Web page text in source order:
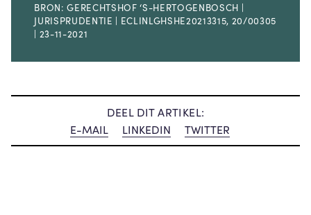
BRON: GERECHTSHOF ‘S-HERTOGENBOSCH |
JURISPRUDENTIE | ECLINLGHSHE20213315, 20/00305
| 23-11-2021
DEEL DIT ARTIKEL:
E-MAIL
LINKEDIN TWITTER